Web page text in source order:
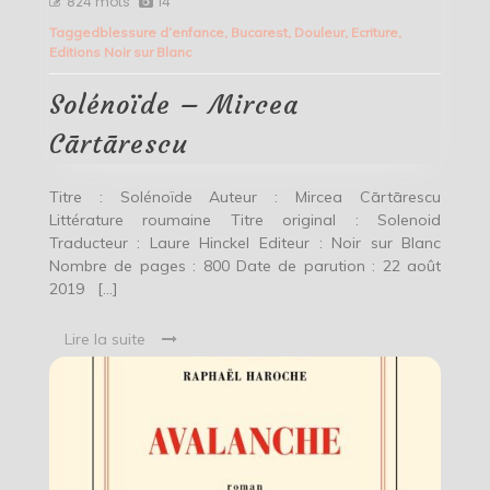
Mircea
Taggedblessure d’enfance, Bucarest, Douleur, Ecriture,
Editions Noir sur Blanc
Solénoïde – Mircea
Cārtārescu
Titre : Solénoïde Auteur : Mircea Cārtārescu
Littérature roumaine Titre original : Solenoid
Traducteur : Laure Hinckel Editeur : Noir sur Blanc
Nombre de pages : 800 Date de parution : 22 août
2019 […]
Lire la suite